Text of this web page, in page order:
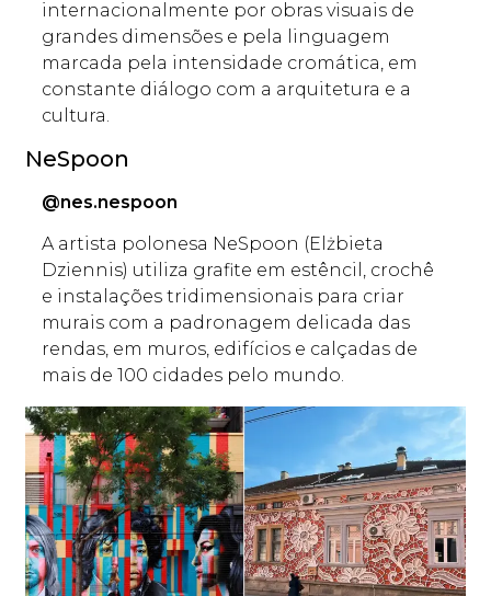
internacionalmente por obras visuais de
grandes dimensões e pela linguagem
marcada pela intensidade cromática, em
constante diálogo com a arquitetura e a
cultura.
NeSpoon
@nes.nespoon
A artista polonesa NeSpoon (Elżbieta
Dziennis) utiliza grafite em estêncil, crochê
e instalações tridimensionais para criar
murais com a padronagem delicada das
rendas, em muros, edifícios e calçadas de
mais de 100 cidades pelo mundo.